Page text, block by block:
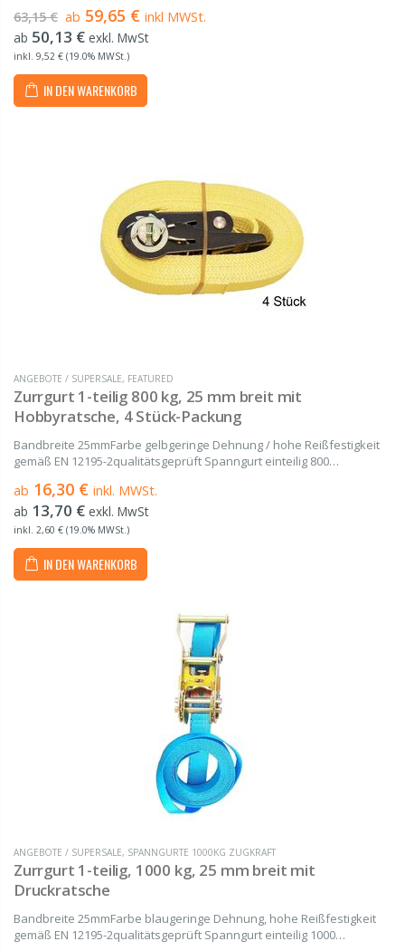
Bestehend aus dem Gurtband...
63,15 € ab 59,65 €inkl MWSt.
ab 50,13 € exkl. MwSt
inkl. 9,52 € (19.0% MWSt.)
IN DEN WARENKORB
ANGEBOTE / SUPERSALE, FEATURED
Zurrgurt 1-teilig 800 kg, 25 mm breit mit
Hobbyratsche, 4 Stück-Packung
Bandbreite 25mmFarbe gelbgeringe Dehnung / hohe Reißfestigkeit
gemäß EN 12195-2qualitätsgeprüft Spanngurt einteilig 800
Länge, 4 Stück in Packung Umreifungsgurt...
ab 16,30 € inkl. MWSt.
ab 13,70 € exkl. MwSt
inkl. 2,60 € (19.0% MWSt.)
IN DEN WARENKORB
ANGEBOTE / SUPERSALE, SPANNGURTE 1000KG ZUGKRAFT
Zurrgurt 1-teilig, 1000 kg, 25 mm breit mit
Druckratsche
Bandbreite 25mmFarbe blaugeringe Dehnung, hohe Reißfestigkeit
gemäß EN 12195-2qualitätsgeprüft Spanngurt einteilig 1000